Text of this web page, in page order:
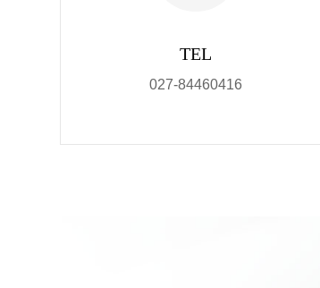
TEL
027-84460416